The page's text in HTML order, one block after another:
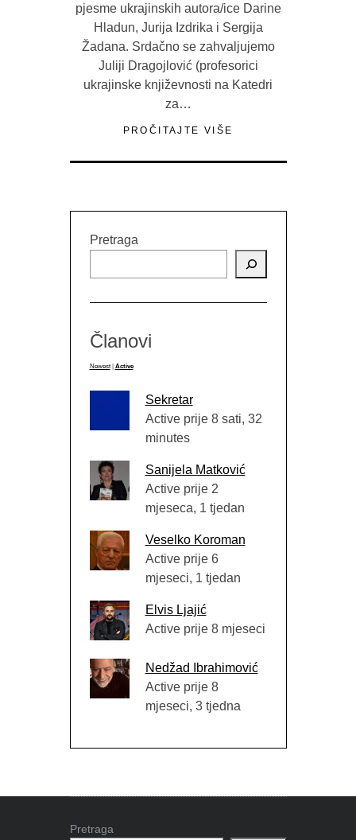
pjesme ukrajinskih autora/ice Darine
Hladun, Jurija Izdrika i Sergija
Žadana. Srdačno se zahvaljujemo
Juliji Dragojlović (profesorici
ukrajinske književnosti na Katedri
za…
PROČITAJTE VIŠE
Pretraga
Članovi
Newest Active
Sekretar
Active prije 8 sati, 32
minutes
Sanijela Matković
Active prije 2
mjeseca, 1 tjedan
Veselko Koroman
Active prije 6
mjeseci, 1 tjedan
Elvis Ljajić
Active prije 8 mjeseci
Nedžad Ibrahimović
Active prije 8
mjeseci, 3 tjedna
Pretraga